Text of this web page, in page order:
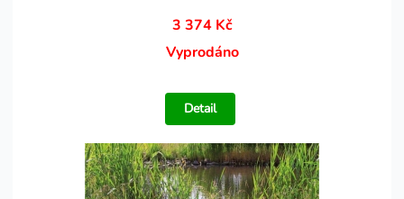
3 374 Kč
Vyprodáno
Detail